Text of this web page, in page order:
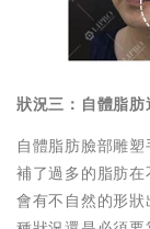
狀況三：自體脂肪
自體脂肪臉部雕
補了過多的脂肪
會有不自然的形